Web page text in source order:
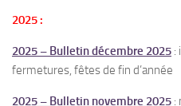
2025 :
2025 – Bulletin décembre 2025 :
fermetures, fêtes de fin d’année
2025 – Bulletin novembre 2025 :